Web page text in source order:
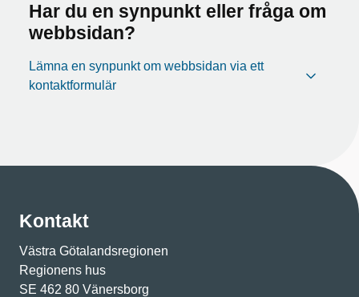
Har du en synpunkt eller fråga om
webbsidan?
Lämna en synpunkt om webbsidan via ett
kontaktformulär
Kontakt
Västra Götalandsregionen
Regionens hus
SE 462 80 Vänersborg